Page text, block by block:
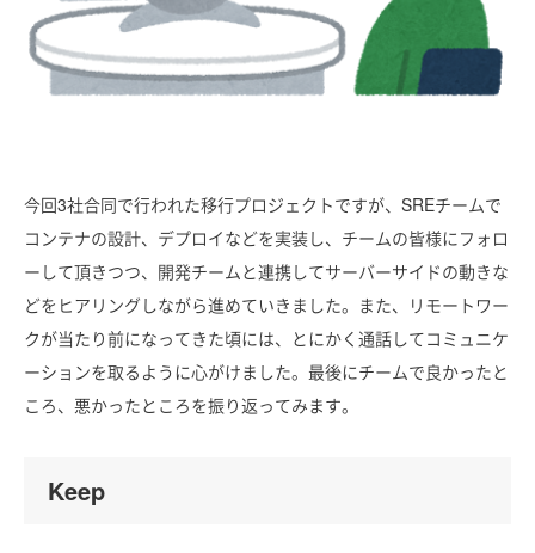
今回3社合同で行われた移行プロジェクトですが、SREチームで
コンテナの設計、デプロイなどを実装し、チームの皆様にフォロ
ーして頂きつつ、開発チームと連携してサーバーサイドの動きな
どをヒアリングしながら進めていきました。また、リモートワー
クが当たり前になってきた頃には、とにかく通話してコミュニケ
ーションを取るように心がけました。最後にチームで良かったと
ころ、悪かったところを振り返ってみます。
Keep